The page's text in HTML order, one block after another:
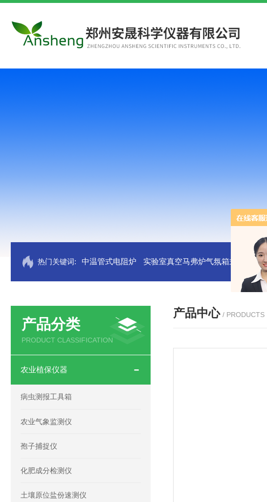
热门关键词: 中温管式电阻炉 实验室真空马弗炉气氛箱式炉厂家
产品分类
PRODUCT CLASSIFICATION
农业植保仪器
病虫测报工具箱
农业气象监测仪
孢子捕捉仪
化肥成分检测仪
土壤原位盐份速测仪
产品中心 / PRODUCTS